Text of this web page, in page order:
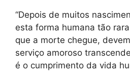
“Depois de muitos
esta forma humana tão
que a morte chegue,
serviço amoroso
é o cumprimento da vida